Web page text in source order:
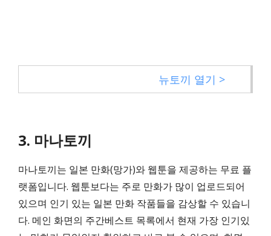
뉴토끼 열기 >
3. 마나토끼
마나토끼는 일본 만화(망가)와 웹툰을 제공하는 무료 플
랫폼입니다. 웹툰보다는 주로 만화가 많이 업로드되어
있으며 인기 있는 일본 만화 작품들을 감상할 수 있습니
다. 메인 화면의 주간베스트 목록에서 현재 가장 인기있